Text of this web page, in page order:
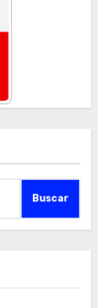
Buscar